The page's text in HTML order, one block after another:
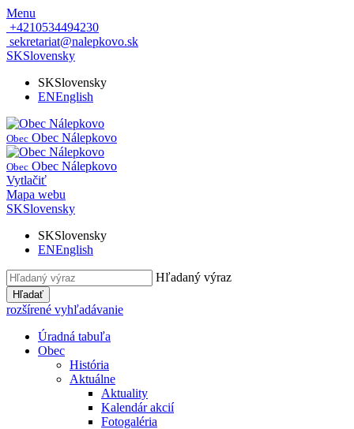
Menu
+4210534494230
sekretariat@nalepkovo.sk
SKSlovensky
SKSlovensky
ENEnglish
Obec Obec Nálepkovo
Obec Obec Nálepkovo
Vytlačiť
Mapa webu
SKSlovensky
SKSlovensky
ENEnglish
Hľadaný výraz
Hľadať
rozšírené vyhľadávanie
Úradná tabuľa
Obec
História
Aktuálne
Aktuality
Kalendár akcií
Fotogaléria